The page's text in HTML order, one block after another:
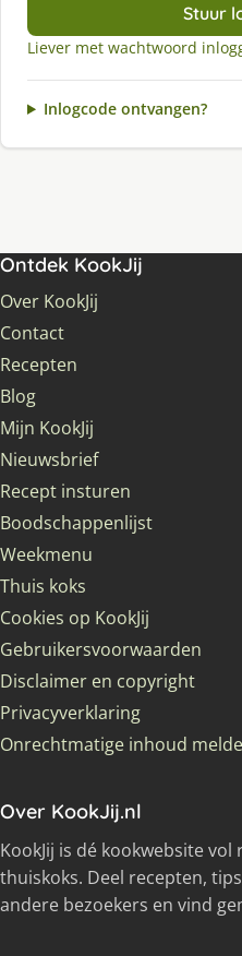
Stuur
Liever met wachtwoord
Inlogcode ontvangen?
Ontdek KookJij
Over KookJij
Contact
Recepten
Blog
Mijn KookJij
Nieuwsbrief
Recept insturen
Boodschappenlijst
Weekmenu
Thuis koks
Cookies op KookJij
Gebruikersvoorwaarden
Disclaimer en copyright
Privacyverklaring
Onrechtmatige inhoud
Over KookJij.nl
KookJij is dé kookwebsite
thuiskoks. Deel recepten,
andere bezoekers en vind